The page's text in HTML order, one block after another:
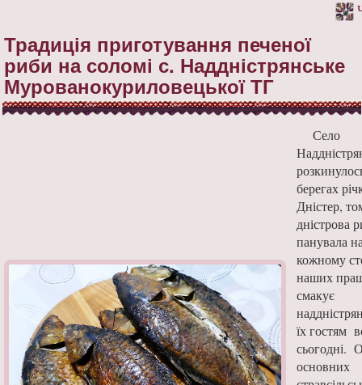
Традиція приготування печеної
риби на соломі с. Наддністрянське
Мурованокуриловецької ТГ
Село
берегах
Дністер,
дністрова
панувала
кожному
наших
смакує
їх гостям
сьогодні.
основних